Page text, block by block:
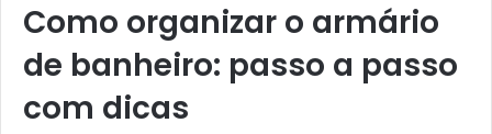
Como organizar o armário
de banheiro: passo a passo
com dicas